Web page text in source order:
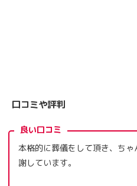
口コミや評判
良い口コミ
本格的に葬儀をして頂き、ち
謝しています。